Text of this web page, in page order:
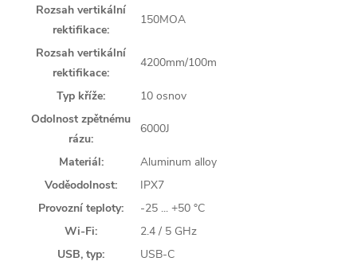
Rozsah vertikální
rektifikace:
150MOA
Rozsah vertikální
rektifikace:
4200mm/100m
Typ kříže:
10 osnov
Odolnost zpětnému
rázu:
6000J
Materiál:
Aluminum alloy
Voděodolnost:
IPX7
Provozní teploty:
-25 ... +50 °C
Wi-Fi:
2.4 / 5 GHz
USB, typ:
USB-C